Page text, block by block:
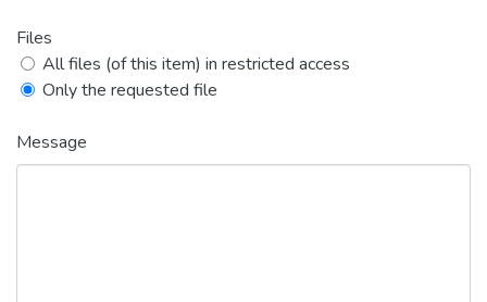
Files
All files (of this item) in restricted access
Only the requested file
Message